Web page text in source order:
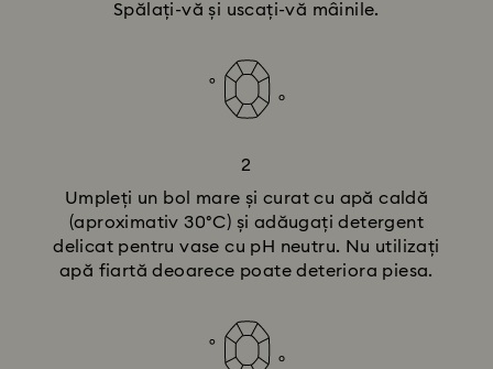
Spălați-vă și uscați-vă mâinile.
2
Umpleți un bol mare și curat cu apă caldă
(aproximativ 30°C) și adăugați detergent
delicat pentru vase cu pH neutru. Nu utilizați
apă fiartă deoarece poate deteriora piesa.